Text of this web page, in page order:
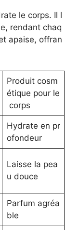
le corps. Il l
rendant chaq
apaise, offran
Produit cosm
étique pour le
corps
Hydrate en pr
ofondeur
Laisse la pea
u douce
Parfum agréa
ble